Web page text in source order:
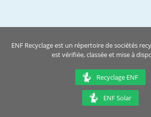
ENF Recyclage est un répertoire de sociétés
est vérifiée, classée et mise à
Recyclage ENF
ENF Solar